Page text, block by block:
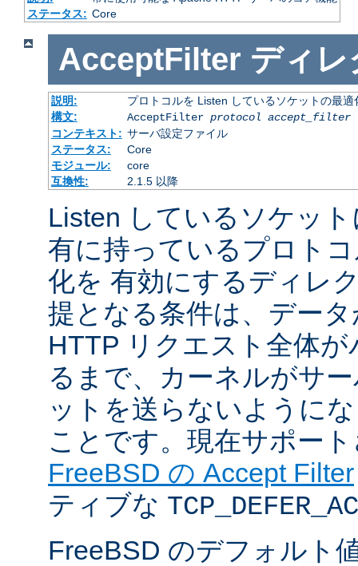
ステータス: Core
AcceptFilter ディレ
説明:
プロトコルを Listen しているソケットの最適
構文:
AcceptFilter protocol accept_filter
コンテキスト: サーバ設定ファイル
ステータス:
Core
モジュール:
core
互換性:
2.1.5 以降
Listen しているソケッ
有に持っているプロト
化を 有効にするディレ
提となる条件は、デー
HTTP リクエスト全体
るまで、カーネルがサ
ットを送らないように
ことです。現在サポー
FreeBSD の Accept Filter
ティブな
FreeBSD のデフォルト